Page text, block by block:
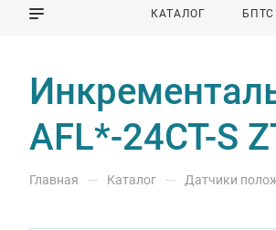
КАТАЛОГ БПТС
AFL*-24CT-S
Главная — Каталог — Датчики